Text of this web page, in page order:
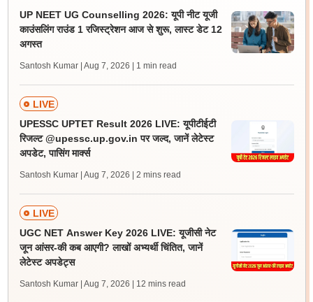
UP NEET UG Counselling 2026: यूपी नीट यूजी
काउंसलिंग राउंड 1 रजिस्ट्रेशन आज से शुरू, लास्ट डेट 12
अगस्त
Santosh Kumar | Aug 7, 2026 | 1 min read
LIVE
UPESSC UPTET Result 2026 LIVE: यूपीटीईटी
रिजल्ट @upessc.up.gov.in पर जल्द, जानें लेटेस्ट
अपडेट, पासिंग मार्क्स
Santosh Kumar | Aug 7, 2026 | 2 mins read
LIVE
UGC NET Answer Key 2026 LIVE: यूजीसी नेट
जून आंसर-की कब आएगी? लाखों अभ्यर्थी चिंतित, जानें
लेटेस्ट अपडेट्स
Santosh Kumar | Aug 7, 2026 | 12 mins read